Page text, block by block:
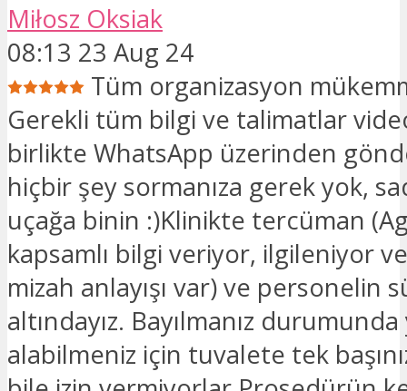
Miłosz Oksiak
08:13 23 Aug 24
Tüm organizasyon
Gerekli tüm bilgi ve talimatlar
birlikte WhatsApp üzerinden
hiçbir şey sormanıza gerek yok,
uçağa binin :)Klinikte tercüman
kapsamlı bilgi veriyor, ilgileniyor
mizah anlayışı var) ve personelin
altındayız. Bayılmanız durumunda
alabilmeniz için tuvalete tek